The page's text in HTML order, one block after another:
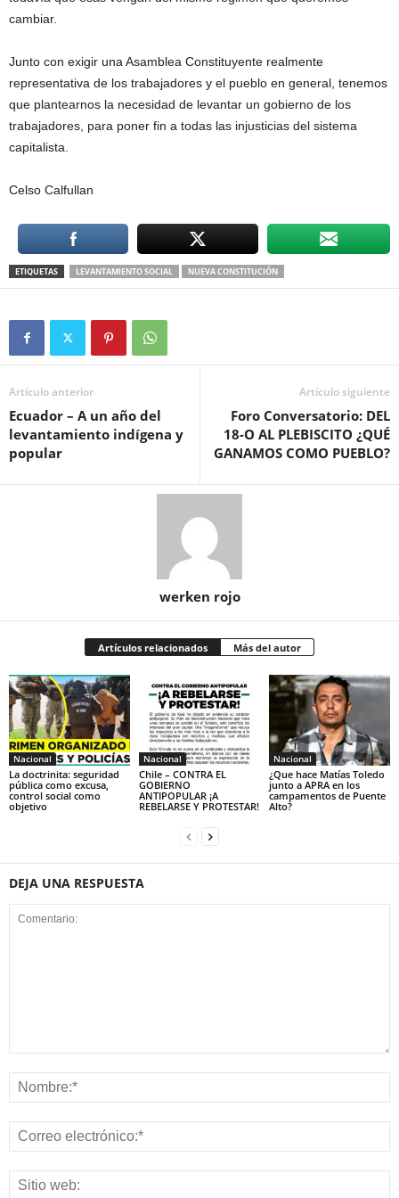
cambiar.
Junto con exigir una Asamblea Constituyente realmente
representativa de los trabajadores y el pueblo en general, tenemos
que plantearnos la necesidad de levantar un gobierno de los
trabajadores, para poner fin a todas las injusticias del sistema
capitalista.
Celso Calfullan
ETIQUETAS LEVANTAMIENTO SOCIAL NUEVA CONSTITUCIÓN
Artículo anterior
Ecuador – A un año del
levantamiento indígena y
popular
Artículo siguiente
Foro Conversatorio: DEL
18-O AL PLEBISCITO ¿QUÉ
GANAMOS COMO PUEBLO?
werken rojo
Artículos relacionados Más del autor
Nacional
La doctrinita: seguridad
pública como excusa,
control social como
objetivo
Nacional
Chile – CONTRA EL
GOBIERNO
ANTIPOPULAR ¡A
REBELARSE Y PROTESTAR!
Nacional
¿Que hace Matías Toledo
junto a APRA en los
campamentos de Puente
Alto?
DEJA UNA RESPUESTA